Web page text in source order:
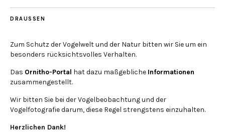
DRAUSSEN
Zum Schutz der Vogelwelt und der Natur bitten wir Sie um ein
besonders rücksichtsvolles Verhalten.
Das Ornitho-Portal hat dazu maßgebliche Informationen
zusammengestellt.
Wir bitten Sie bei der Vogelbeobachtung und der
Vogelfotografie darum, diese Regel strengstens einzuhalten.
Herzlichen Dank!